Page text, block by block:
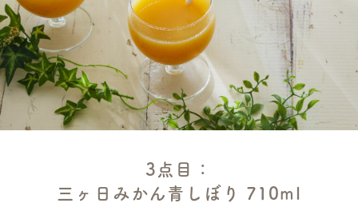
3点目：
三ヶ日みかん青しぼり 710ml